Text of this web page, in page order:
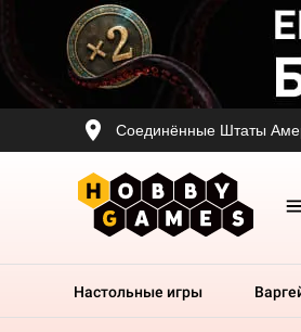
Соединённые Штаты
Настольные игры